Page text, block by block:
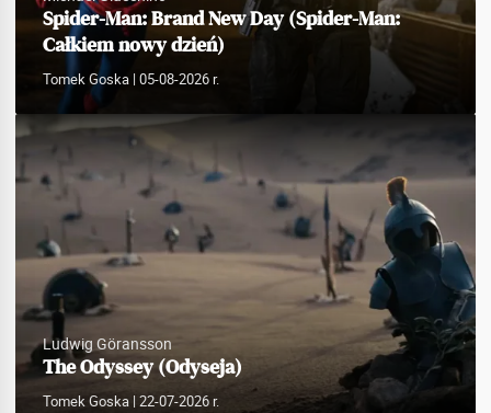
Spider-Man: Brand New Day (Spider-Man:
Całkiem nowy dzień)
Tomek Goska| 05-08-2026 r.
Ludwig Göransson
The Odyssey (Odyseja)
Tomek Goska| 22-07-2026 r.